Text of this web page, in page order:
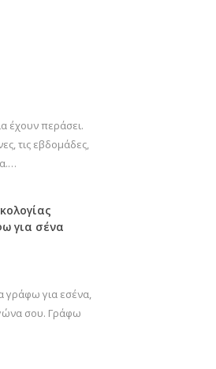
έχουν περάσει.
τις εβδομάδες,
για σένα
γράφω για εσένα,
σου. Γράφω